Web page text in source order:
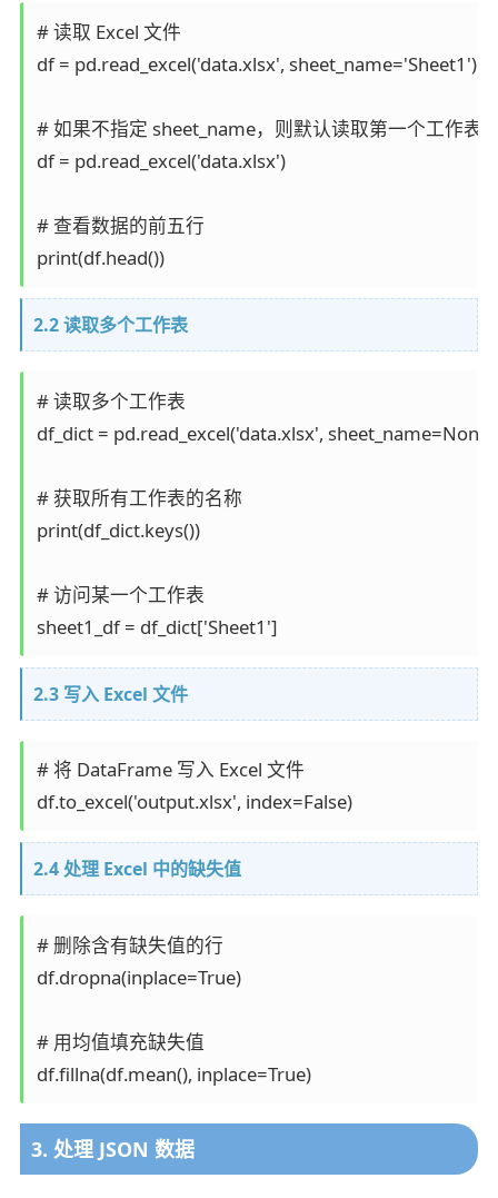
# 读取 Excel 文件
df = pd.read_excel('data.xlsx', sheet_name='Sheet1')
# 如果不指定 sheet_name，则默认读取第一个工作表
df = pd.read_excel('data.xlsx')
# 查看数据的前五行
print(df.head())
2.2 读取多个工作表
# 读取多个工作表
df_dict = pd.read_excel('data.xlsx', sheet_name=None)
# 获取所有工作表的名称
print(df_dict.keys())
# 访问某一个工作表
2.3 写入 Excel 文件
# 将 DataFrame 写入 Excel 文件
df.to_excel('output.xlsx', index=False)
2.4 处理 Excel 中的缺失值
# 删除含有缺失值的行
df.dropna(inplace=True)
# 用均值填充缺失值
df.fillna(df.mean(), inplace=True)
3. 处理 JSON 数据